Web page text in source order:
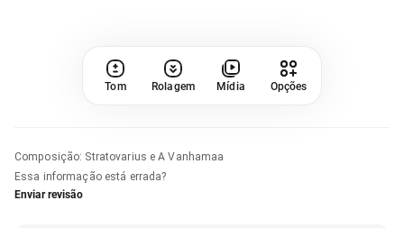
Tom Rolagem Mídia Opções
Composição: Stratovarius e A Vanhamaa
Essa informação está errada?
Enviar revisão